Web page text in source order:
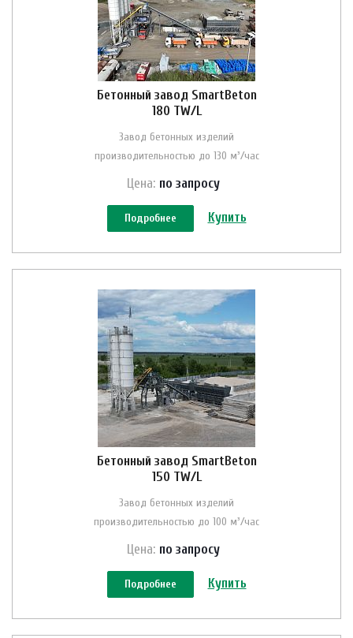
Бетонный завод SmartBeton
180 TW/L
Завод бетонных изделий
производительностью до 130 м³/час
Цена: по запросу
Подробнее Купить
Бетонный завод SmartBeton
150 TW/L
Завод бетонных изделий
производительностью до 100 м³/час
Цена: по запросу
Подробнее Купить